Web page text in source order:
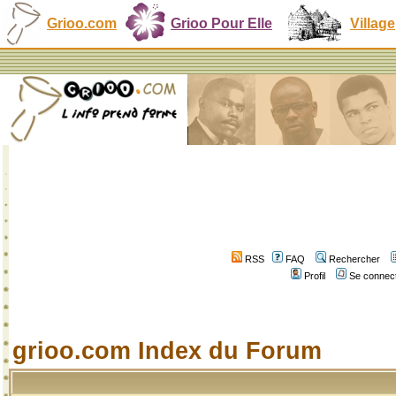
Grioo.com Grioo Pour Elle Village
RSS FAQ
Rechercher
Profil
Se
grioo.com Index du Forum